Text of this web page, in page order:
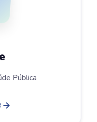
Pública